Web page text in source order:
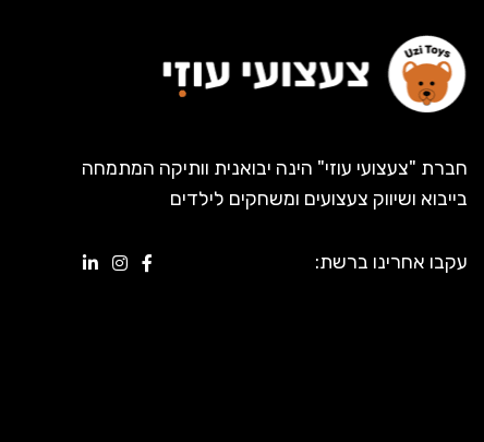
חברת "צעצועי עוזי" הינה יבואנית וותיקה המתמחה
בייבוא ושיווק צעצועים ומשחקים לילדים
עקבו אחרינו ברשת: